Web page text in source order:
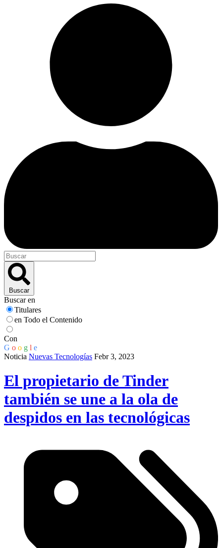
Buscar
Buscar en
Titulares
en Todo el Contenido
Con
G o o g l e
Noticia Nuevas Tecnologías Febr 3, 2023
El propietario de Tinder
también se une a la ola de
despidos en las tecnológicas